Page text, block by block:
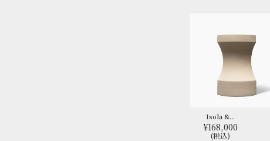
Isola &...
¥168,000
(税込)